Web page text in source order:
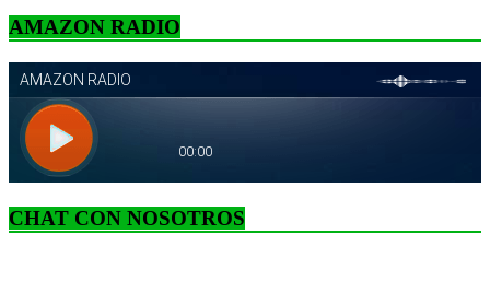
AMAZON RADIO
CHAT CON NOSOTROS